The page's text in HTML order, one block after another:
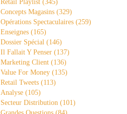
Retail Playlist (345)
Concepts Magasins (329)
Opérations Spectaculaires (259)
Enseignes (165)
Dossier Spécial (146)
Il Fallait Y Penser (137)
Marketing Client (136)
Value For Money (135)
Retail Tweets (113)
Analyse (105)
Secteur Distribution (101)